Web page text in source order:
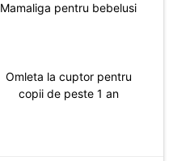
Mamaliga pentru bebelusi
Omleta la cuptor pentru
copii de peste 1 an